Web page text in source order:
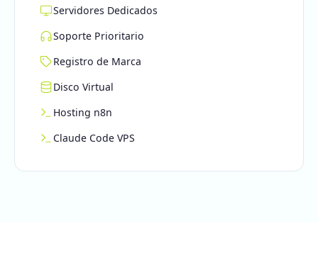
Servidores Dedicados
Soporte Prioritario
Registro de Marca
Disco Virtual
Hosting n8n
Claude Code VPS